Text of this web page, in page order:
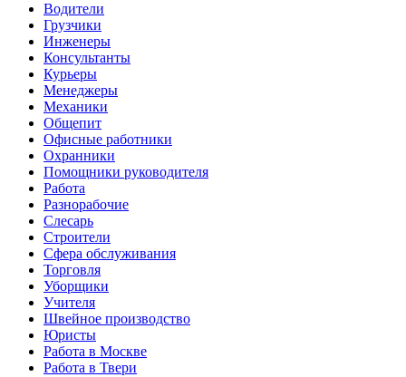
Водители
Грузчики
Инженеры
Консультанты
Курьеры
Менеджеры
Механики
Общепит
Офисные работники
Охранники
Помощники руководителя
Работа
Разнорабочие
Слесарь
Строители
Сфера обслуживания
Торговля
Уборщики
Учителя
Швейное производство
Юристы
Работа в Москве
Работа в Твери